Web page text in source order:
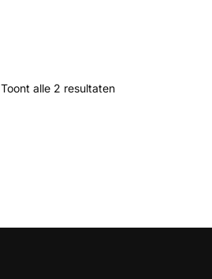
Toont alle 2 resultaten